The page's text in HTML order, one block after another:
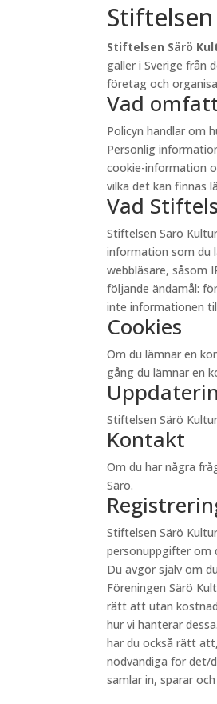
Stiftelsen Särö
gäller i Sverige från
företag och
Vad
Policyn handlar om
Personlig
cookie-information
vilka det kan finnas
Vad
Stiftelsen Särö
information som du
webbläsare, såsom
följande ändamål:
inte informationen
Cookies
Om du lämnar en
gång du lämnar en
Stiftelsen Särö
Kontakt
Om du har några
Särö.
Stiftelsen Särö
personuppgifter om
Du avgör själv om
Föreningen Särö
rätt att utan
hur vi hanterar
har du också rätt
nödvändiga för det/
samlar in, sparar